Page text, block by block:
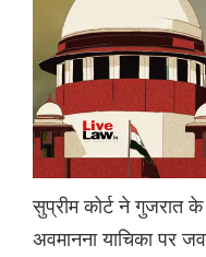
सुप्रीम कोर्ट ने गुजरात
अवमानना ​​याचिका पर